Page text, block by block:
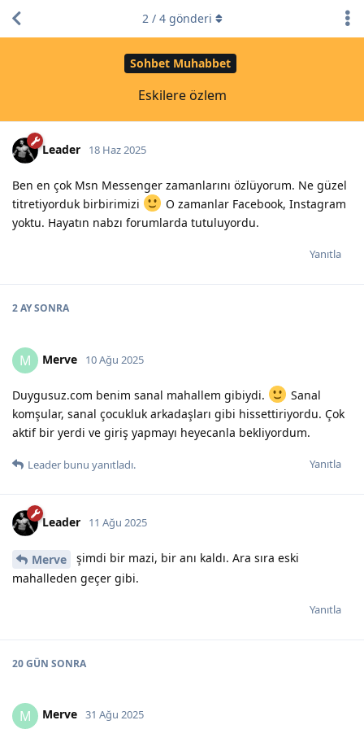
Sohbet Muhabbet
Eskilere özlem
2/ 4gönderi
Leader 18 Haz 2025
Ben en çok Msn Messenger zamanlarını özlüyorum. Ne güzel
titretiyorduk birbirimizi
O zamanlar Facebook, Instagram
yoktu. Hayatın nabzı forumlarda tutuluyordu.
Yanıtla
2 AYSONRA
M Merve 10 Ağu 2025
Duygusuz.com benim sanal mahallem gibiydi.
Sanal
komşular, sanal çocukluk arkadaşları gibi hissettiriyordu. Çok
aktif bir yerdi ve giriş yapmayı heyecanla bekliyordum.
Yanıtla
Leader bunu yanıtladı.
Leader 11 Ağu 2025
Merve
şimdi bir mazi, bir anı kaldı. Ara sıra eski
mahalleden geçer gibi.
Yanıtla
20 GÜN SONRA
M Merve 31 Ağu 2025